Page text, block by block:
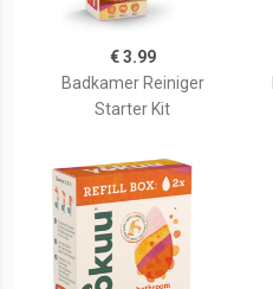
€ 3.99
Badkamer Reiniger
Starter Kit